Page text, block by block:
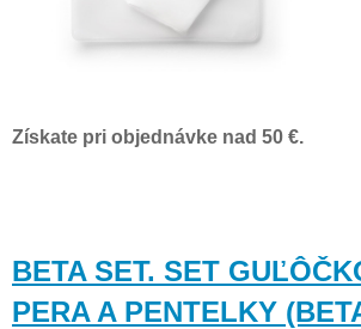
Získate pri objednávke nad 50 €.
BETA SET. SET
PERA A PENTELKY